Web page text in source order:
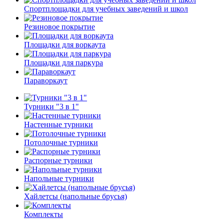
Спортплощадки для учебных заведений и школ
Резиновое покрытие
Площадки для воркаута
Площадки для паркура
Параворкаут
Турники "3 в 1"
Настенные турники
Потолочные турники
Распорные турники
Напольные турники
Хайлетсы (напольные брусья)
Комплекты